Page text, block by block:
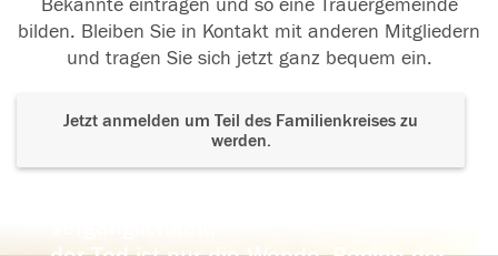
Bekannte eintragen und so eine Trauergemeinde
bilden. Bleiben Sie in Kontakt mit anderen Mitgliedern
und tragen Sie sich jetzt ganz bequem ein.
Jetzt anmelden um Teil des Familienkreises zu
werden.